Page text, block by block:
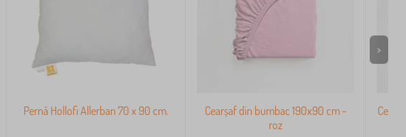
Pernă Hollofi Allerban 70 x 90 cm.
Cearșaf din bumbac 190x90 cm -
roz
>